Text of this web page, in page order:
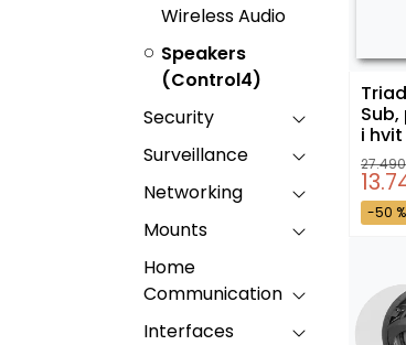
Wireless Audio
Speakers
(Control4)
Security
Surveillance
Networking
Mounts
Home
Communication
Interfaces
i
-50 %